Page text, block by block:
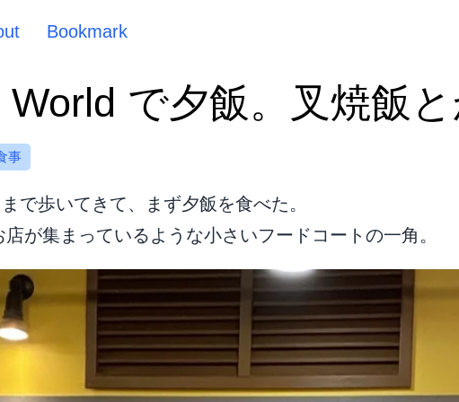
Bookmark
World で夕飯。叉焼飯
事
で歩いてきて、まず夕飯を食べた。
が集まっているような小さいフードコートの一角。